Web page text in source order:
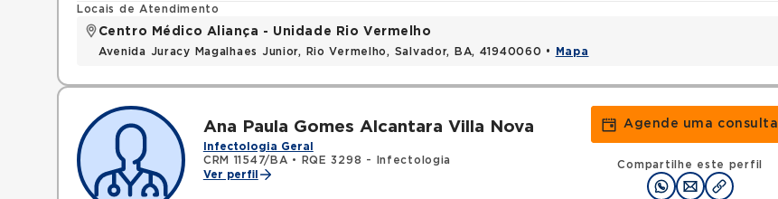
Locais de Atendimento
Centro Médico Aliança - Unidade Rio Vermelho
Avenida Juracy Magalhaes Junior, Rio Vermelho, Salvador, BA, 41940060 • Mapa
Ana Paula Gomes Alcantara Villa Nova
Infectologia Geral
CRM 11547/BA •
RQE 3298 - Infectologia
Ver perfil
Agende uma consulta
Compartilhe este perfil